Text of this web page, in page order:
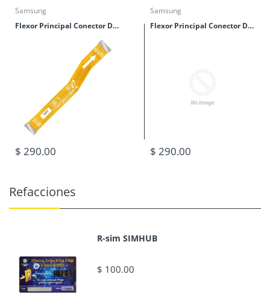
Samsung
Flexor Principal Conector De Tablillas Samsung M40 (M405)
$ 290.00
Samsung
Flexor Principal Conector De Tablillas Samsung M30 (M305)
$ 290.00
Refacciones
R-sim SIMHUB
$ 100.00